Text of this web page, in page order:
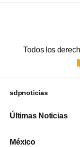
Todos los
sdpnoticias
Últimas Noticias
México